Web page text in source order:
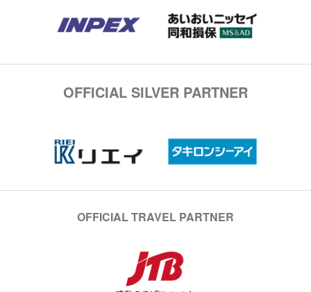
OFFICIAL SILVER PARTNER
OFFICIAL TRAVEL PARTNER